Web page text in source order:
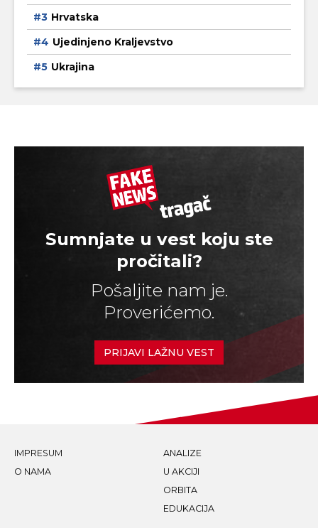
Hrvatska
Ujedinjeno Kraljevstvo
Ukrajina
Sumnjate u vest koju ste
pročitali?
Pošaljite nam je.
Proverićemo.
PRIJAVI LAŽNU VEST
IMPRESUM
O NAMA
ANALIZE
U AKCIJI
ORBITA
EDUKACIJA